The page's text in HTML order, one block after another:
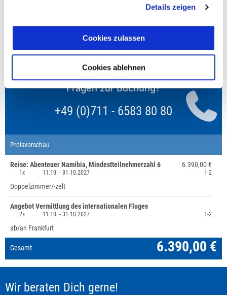
Details zeigen
Cookies zulassen
Cookies ablehnen
Finden wir eine/n Partner/in, dann erhältst Du den
Unsere Reisen und Seminare sind nicht barrierefrei.
Fragen zur Buchung?
+49 (0)711 - 6583 80 80
Preisvorschau
6.390,00 €
Reise: Abenteuer Namibia, Mindestteilnehmerzahl 6
1x 11.10. -31.10.2027 1-2
Doppelzimmer/-zelt
Angebot Vermittlung des internationalen Fluges
2x 11.10. -31.10.2027 1-2
ab/an Frankfurt
Gesamt 6.390,00 €
Wir beraten Dich gerne!